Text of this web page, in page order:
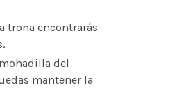
trona encontrarás
del
mantener la